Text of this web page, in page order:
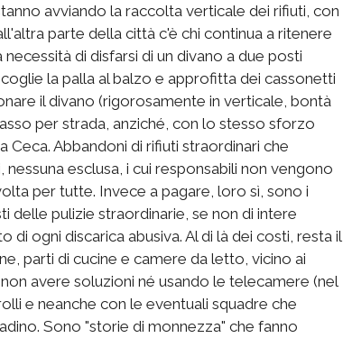
avviando la raccolta verticale dei rifiuti, con
parte della città c'è chi continua a ritenere
di disfarsi di un divano a due posti
la palla al balzo e approfitta dei cassonetti
il divano (rigorosamente in verticale, bontà
per strada, anziché, con lo stesso sforzo
Abbandoni di rifiuti straordinari che
esclusa, i cui responsabili non vengono
per tutte. Invece a pagare, loro sì, sono i
delle pulizie straordinarie, se non di intere
ogni discarica abusiva. Al di là dei costi, resta il
parti di cucine e camere da letto, vicino ai
avere soluzioni né usando le telecamere (nel
e neanche con le eventuali squadre che
Sono "storie di monnezza" che fanno